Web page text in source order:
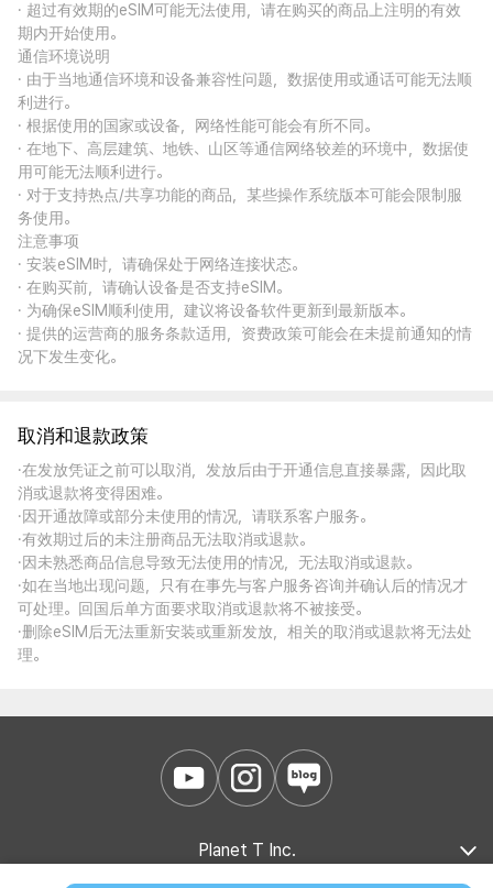
· 超过有效期的eSIM可能无法使用，请在购买的商品上注明的有效
期内开始使用。
通信环境说明
· 由于当地通信环境和设备兼容性问题，数据使用或通话可能无法顺
利进行。
· 根据使用的国家或设备，网络性能可能会有所不同。
· 在地下、高层建筑、地铁、山区等通信网络较差的环境中，数据使
用可能无法顺利进行。
· 对于支持热点/共享功能的商品，某些操作系统版本可能会限制服
务使用。
注意事项
· 安装eSIM时，请确保处于网络连接状态。
· 在购买前，请确认设备是否支持eSIM。
· 为确保eSIM顺利使用，建议将设备软件更新到最新版本。
· 提供的运营商的服务条款适用，资费政策可能会在未提前通知的情
况下发生变化。
取消和退款政策
·在发放凭证之前可以取消，发放后由于开通信息直接暴露，因此取
消或退款将变得困难。
·因开通故障或部分未使用的情况，请联系客户服务。
·有效期过后的未注册商品无法取消或退款。
·因未熟悉商品信息导致无法使用的情况，无法取消或退款。
·如在当地出现问题，只有在事先与客户服务咨询并确认后的情况才
可处理。回国后单方面要求取消或退款将不被接受。
·删除eSIM后无法重新安装或重新发放，相关的取消或退款将无法处
理。
Planet T Inc.